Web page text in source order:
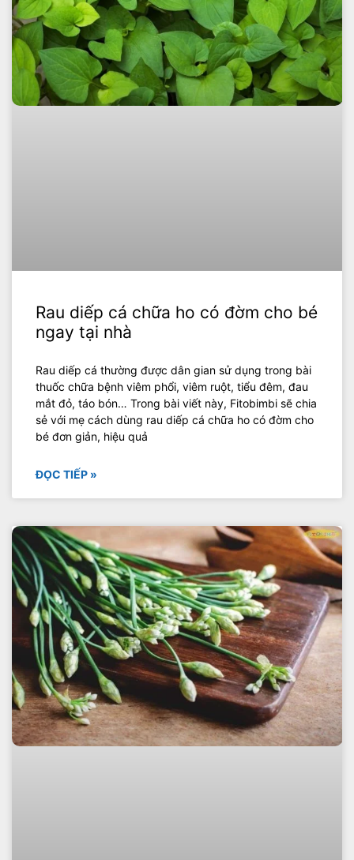
Rau diếp cá chữa ho có đờm cho bé
ngay tại nhà
Rau diếp cá thường được dân gian sử dụng trong bài
thuốc chữa bệnh viêm phổi, viêm ruột, tiểu đêm, đau
mắt đỏ, táo bón… Trong bài viết này, Fitobimbi sẽ chia
sẻ với mẹ cách dùng rau diếp cá chữa ho có đờm cho
bé đơn giản, hiệu quả
ĐỌC TIẾP »